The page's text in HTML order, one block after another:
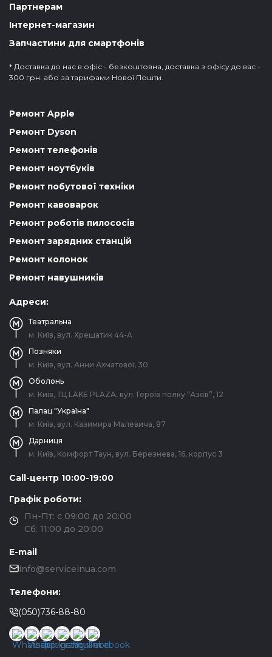
Партнерам
Інтернет-магазин
Запчастини для смартфонів
* Доставка до нас в офіс - безкоштовна, доставка з офісу до вас -
300 грн. або за тарифами Нової Пошти.
Ремонт Apple
Ремонт Dyson
Ремонт телефонів
Ремонт ноутбуків
Ремонт побутової техніки
Ремонт кавоварок
Ремонт роботів пилососів
Ремонт зарядних станцій
Ремонт колонок
Ремонт навушників
Адреси:
Театральна
м. Київ, вул. Хрещатик 44-A
Позняки
м. Київ, вул. Анни Ахматової, 30
Оболонь
м. Київ, ТЦ LAKE PLAZA, вул. Героїв полку “Азов”, 12
Палац "Україна"
м. Київ, вул. Казимира Малевича, 87
Дарниця
м. Київ, Комфорт Таун, вул. Березнева, 16, корпус 3
Call-центр 10:00-19:00
Графік роботи:
Пн-Пт: с 09:00 до 20:00
Сб: 11:00 до 20:00
E-mail
info@serviceinua.com
Телефони:
(050)736-88-80